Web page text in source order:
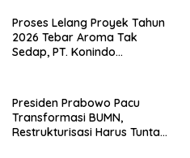
Proses Lelang Proyek Tahun
2026 Tebar Aroma Tak
Sedap, PT. Konindo
Presiden Prabowo Pacu
Transformasi BUMN,
Restrukturisasi Harus Tuntas